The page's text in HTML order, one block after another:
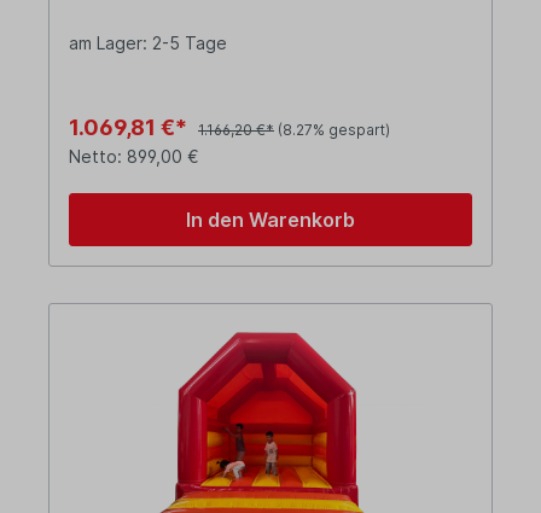
am Lager: 2-5 Tage
1.069,81 €* 1.166,20 €* (8.27% gespart)
Netto: 899,00 €
In den Warenkorb